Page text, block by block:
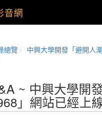
音網
總覽
中興大學開發「避開人潮PK1968」
~ 中興大學開
」網站已經上